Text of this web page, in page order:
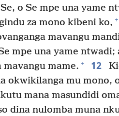
o Se mpe una yame
za mono kibeni ko, +
mavangu
mpe una yame
mame. + 12
okwikilanga mu mono,
mana masundidi
dina nulomba muna